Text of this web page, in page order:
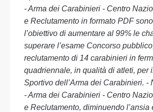
- Arma dei Carabinieri - Centro
e Reclutamento in formato PDF
l’obiettivo di aumentare al 99% le
superare l’esame Concorso
reclutamento di 14 carabinieri in
quadriennale, in qualità di atleti, per
Sportivo dell’Arma dei Carabinieri. -
- Arma dei Carabinieri - Centro
e Reclutamento, diminuendo l’ansia